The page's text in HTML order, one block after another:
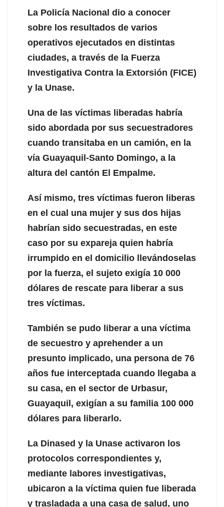
La Policía Nacional dio a conocer
sobre los resultados de varios
operativos ejecutados en distintas
ciudades, a través de la Fuerza
Investigativa Contra la Extorsión (FICE)
y la Unase.
Una de las víctimas liberadas habría
sido abordada por sus secuestradores
cuando transitaba en un camión, en la
vía Guayaquil-Santo Domingo, a la
altura del cantón El Empalme.
Así mismo, tres víctimas fueron liberas
en el cual una mujer y sus dos hijas
habrían sido secuestradas, en este
caso por su expareja quien habría
irrumpido en el domicilio llevándoselas
por la fuerza, el sujeto exigía 10 000
dólares de rescate para liberar a sus
tres víctimas.
También se pudo liberar a una víctima
de secuestro y aprehender a un
presunto implicado, una persona de 76
años fue interceptada cuando llegaba a
su casa, en el sector de Urbasur,
Guayaquil, exigían a su familia 100 000
dólares para liberarlo.
La Dinased y la Unase activaron los
protocolos correspondientes y,
mediante labores investigativas,
ubicaron a la víctima quien fue liberada
y trasladada a una casa de salud, uno